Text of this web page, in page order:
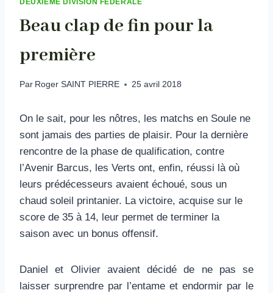
Beau clap de fin pour la
première
Par Roger SAINT PIERRE 25 avril 2018
On le sait, pour les nôtres, les matchs en Soule ne
sont jamais des parties de plaisir. Pour la dernière
rencontre de la phase de qualification, contre
l’Avenir Barcus, les Verts ont, enfin, réussi là où
leurs prédécesseurs avaient échoué, sous un
chaud soleil printanier. La victoire, acquise sur le
score de 35 à 14, leur permet de terminer la
saison avec un bonus offensif.
Daniel et Olivier avaient décidé de ne pas se
laisser surprendre par l’entame et endormir par le